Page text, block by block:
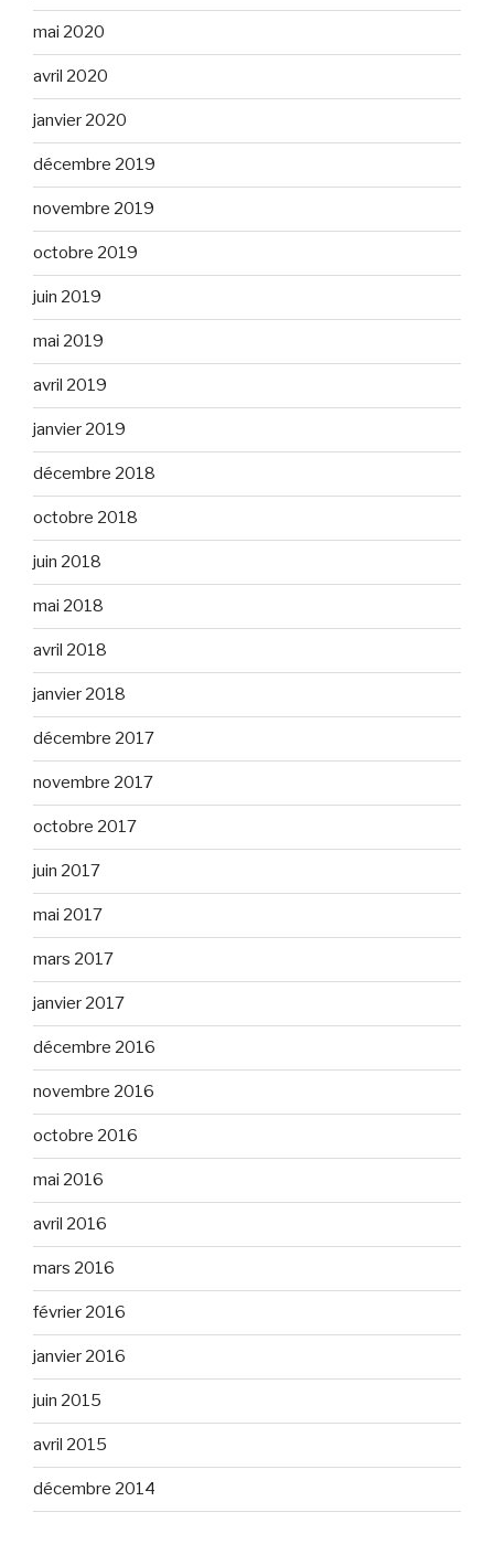
mai 2020
avril 2020
janvier 2020
décembre 2019
novembre 2019
octobre 2019
juin 2019
mai 2019
avril 2019
janvier 2019
décembre 2018
octobre 2018
juin 2018
mai 2018
avril 2018
janvier 2018
décembre 2017
novembre 2017
octobre 2017
juin 2017
mai 2017
mars 2017
janvier 2017
décembre 2016
novembre 2016
octobre 2016
mai 2016
avril 2016
mars 2016
février 2016
janvier 2016
juin 2015
avril 2015
décembre 2014